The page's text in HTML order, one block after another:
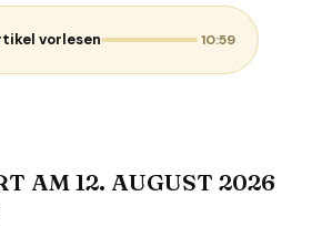
vorlesen 10:59
AM 12. AUGUST 2026